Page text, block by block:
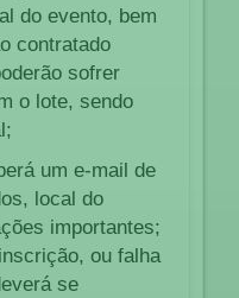
do evento, bem
contratado
sofrer
o lote, sendo
um e-mail de
local do
importantes;
ou falha
se